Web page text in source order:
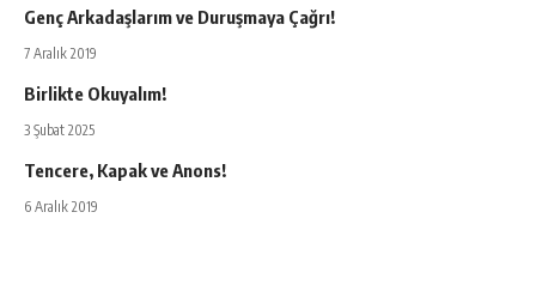
Genç Arkadaşlarım ve Duruşmaya Çağrı!
7 Aralık 2019
Birlikte Okuyalım!
3 Şubat 2025
Tencere, Kapak ve Anons!
6 Aralık 2019